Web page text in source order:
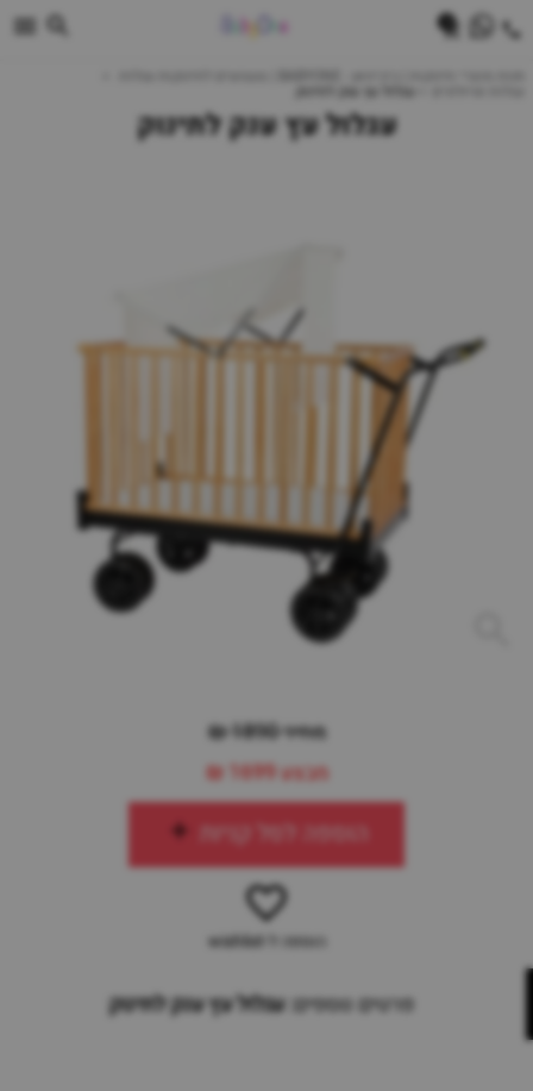
עגלול עץ ענק לתינוק
עגלול עץ ענק לתינוק
מחיר 1890 ₪
מבצע1699 ₪
הוספה לסל קניות
הוספה ל-wishlist
פרטים נוספים:עגלול עץ ענק לתינוק